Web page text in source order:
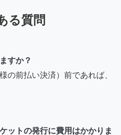
る質問
すか？
の前払い決済）前であれば、
ットの発行に費用はかかりま